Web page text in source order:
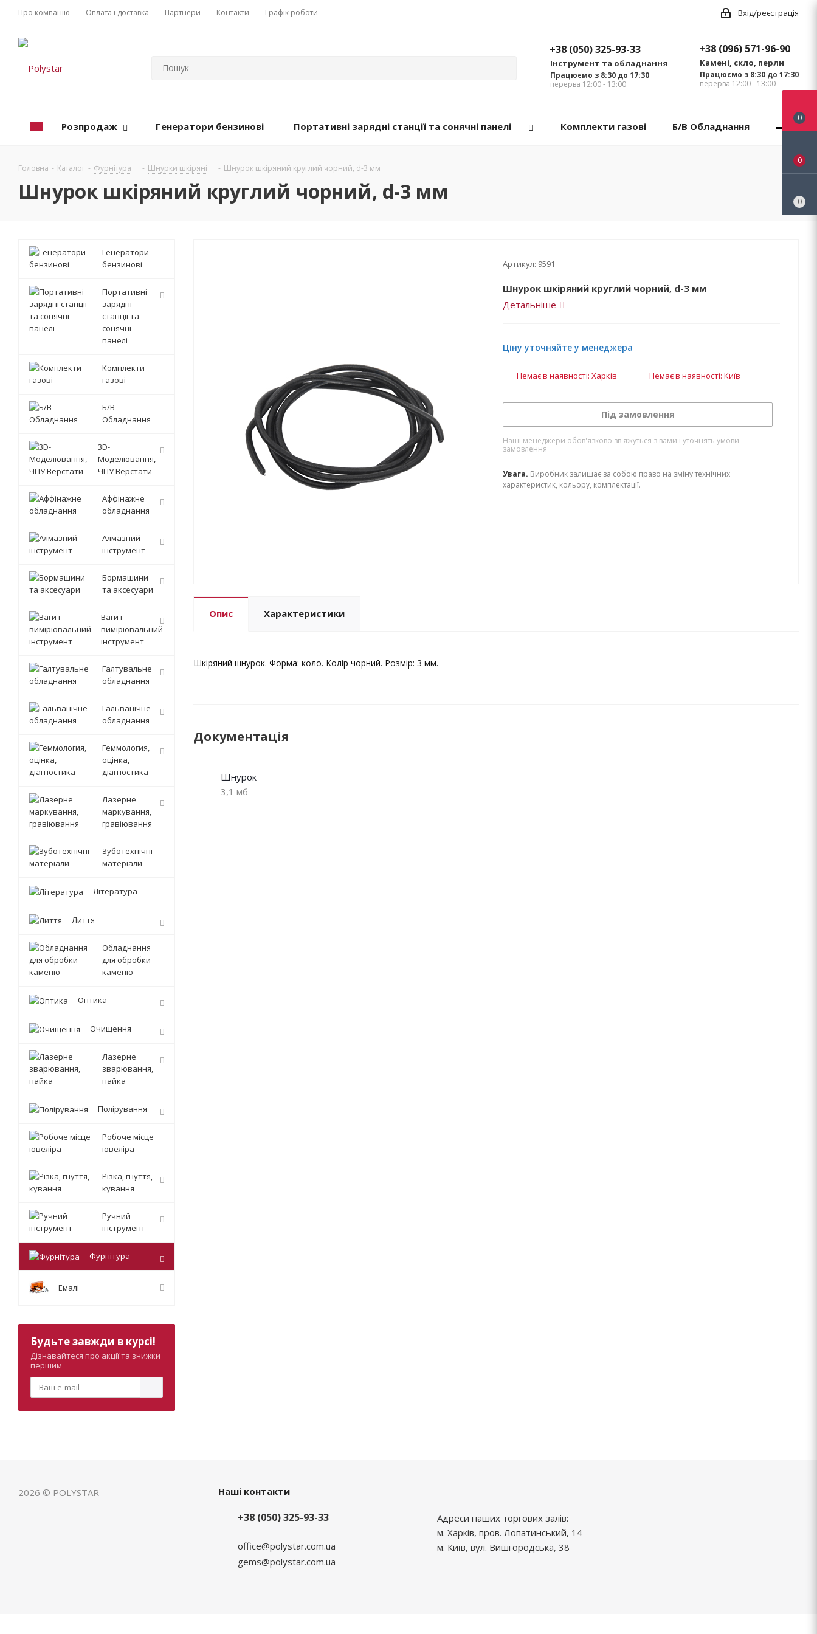
Про компанію Оплата і доставка Партнери Контакти Графік роботи Вхід/реєстрація
+38 (096) 571-96-90
Камені, скло, перли
Працюємо з 8:30 до 17:30
перерва 12:00 - 13:00
+38 (050) 325-93-33
Інструмент та обладнання
Працюємо з 8:30 до 17:30
перерва 12:00 - 13:00
Розпродаж Генератори бензинові Портативні зарядні станції та сонячні панелі Комплекти газові Б/В Обладнання
Головна - Каталог - Фурнітура - Шнурки шкіряні - Шнурок шкіряний круглий чорний, d-3 мм
Шнурок шкіряний круглий чорний, d-3 мм
Артикул: 9591
Шнурок шкіряний круглий чорний, d-3 мм
Детальніше
Ціну уточняйте у менеджера
Немає в наявності: Харків Немає в наявності: Київ
Під замовлення
Наші менеджери обов'язково зв'яжуться з вами і уточнять умови
замовлення
Увага. Виробник залишає за собою право на зміну технічних
характеристик, кольору, комплектації.
Опис Характеристики
Шкіряний шнурок. Форма: коло. Колір чорний. Розмір: 3 мм.
Документація
Шнурок
3,1 мб
Генератори
бензинові
Портативні
зарядні
станції та
сонячні
панелі
Комплекти
газові
Б/В
Обладнання
3D-
Моделювання,
ЧПУ Верстати
Аффінажне
обладнання
Алмазний
інструмент
Бормашини
та аксесуари
Ваги і
вимірювальний
інструмент
Галтувальне
обладнання
Гальванічне
обладнання
Геммология,
оцінка,
діагностика
Лазерне
маркування,
гравіювання
Зуботехнічні
матеріали
Література
Лиття
Обладнання
для обробки
каменю
Оптика
Очищення
Лазерне
зварювання,
пайка
Полірування
Робоче місце
ювеліра
Різка, гнуття,
кування
Ручний
інструмент
Фурнітура
Емалі
Будьте завжди в курсі!
Дізнавайтеся про акції та знижки
першим
2026 © POLYSTAR Наші контакти
+38 (050) 325-93-33
office@polystar.com.ua
gems@polystar.com.ua
Адреси наших торгових залів:
м. Харків, пров. Лопатинський, 14
м. Київ, вул. Вишгородська, 38
0
0
0